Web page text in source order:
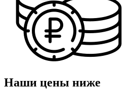
Наши цены ниже